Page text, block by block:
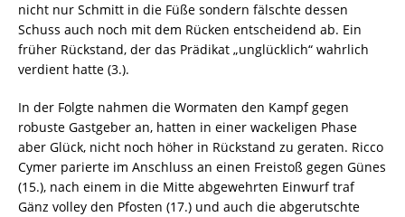
nicht nur Schmitt in die Füße sondern fälschte dessen
Schuss auch noch mit dem Rücken entscheidend ab. Ein
früher Rückstand, der das Prädikat „unglücklich“ wahrlich
verdient hatte (3.).
In der Folgte nahmen die Wormaten den Kampf gegen
robuste Gastgeber an, hatten in einer wackeligen Phase
aber Glück, nicht noch höher in Rückstand zu geraten. Ricco
Cymer parierte im Anschluss an einen Freistoß gegen Günes
(15.), nach einem in die Mitte abgewehrten Einwurf traf
Gänz volley den Pfosten (17.) und auch die abgerutschte